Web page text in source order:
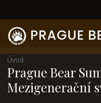
PRAGUE
Úvod
Prague Bear
Mezigenerační